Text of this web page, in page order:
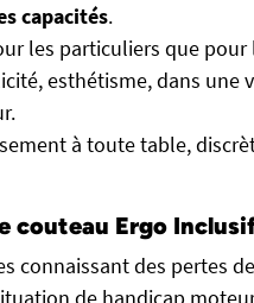
capacités.
les particuliers que
esthétisme, dans une
à toute table,
couteau Ergo
connaissant des pertes